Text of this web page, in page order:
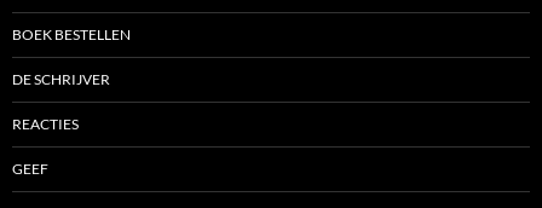
BOEK BESTELLEN
DE SCHRIJVER
REACTIES
GEEF